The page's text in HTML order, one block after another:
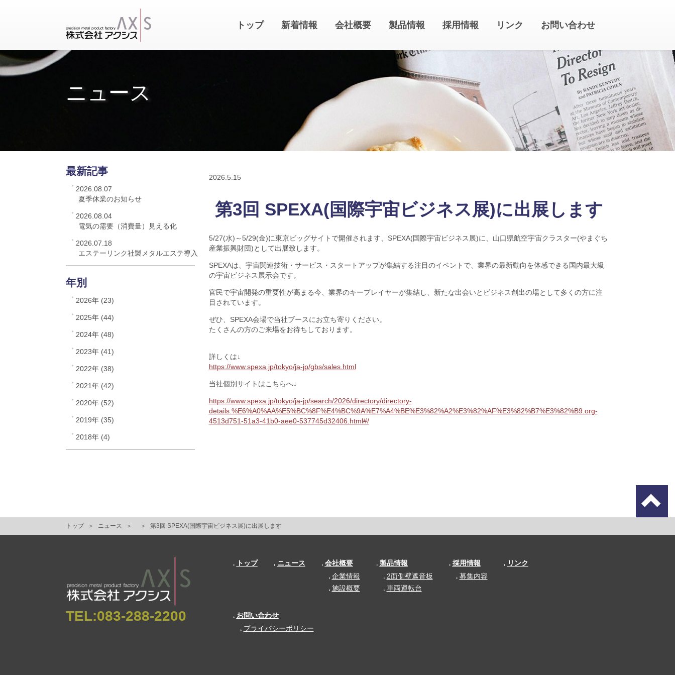
トップ 新着情報 会社概要 製品情報 採用情報 リンク お問い合わせ
ニュース
2026. 5.15
第3回 SPEXA(国際宇宙ビジネス展)に出展します
5/27(水)～5/29(金)に東京ビッグサイトで開催されます、SPEXA(国際宇宙ビジネス展)に、山口県航空宇宙クラスター(やまぐち
産業振興財団)として出展致します。
SPEXAは、宇宙関連技術・サービス・スタートアップが集結する注目のイベントで、業界の最新動向を体感できる国内最大級
の宇宙ビジネス展示会です。
官民で宇宙開発の重要性が高まる今、業界のキープレイヤーが集結し、新たな出会いとビジネス創出の場として多くの方に注
目されています。
ぜひ、SPEXA会場で当社ブースにお立ち寄りください。
たくさんの方のご来場をお待ちしております。
詳しくは↓
https://www.spexa.jp/tokyo/ja-jp/gbs/sales.html
当社個別サイトはこちらへ↓
https://www.spexa.jp/tokyo/ja-jp/search/2026/directory/directory-
details.%E6%A0%AA%E5%BC%8F%E4%BC%9A%E7%A4%BE%E3%82%A2%E3%82%AF%E3%82%B7%E3%82%B9.org-
4513d751-51a3-41b0-aee0-537745d32406.html#/
最新記事
2026.08.07
夏季休業のお知らせ
2026.08.04
電気の需要（消費量）見える化
2026.07.18
エステーリンク社製メタルエステ導入
年別
2026年 (23)
2025年 (44)
2024年 (48)
2023年 (41)
2022年 (38)
2021年 (42)
2020年 (52)
2019年 (35)
2018年 (4)
トップ ニュース 第3回 SPEXA(国際宇宙ビジネス展)に出展します
TEL:083-288-2200
トップ ニュース
会社概要
企業情報
施設概要
製品情報
2面側壁遮音板
車両運転台
採用情報
募集内容
リンク
お問い合わせ
プライバシーポリシー